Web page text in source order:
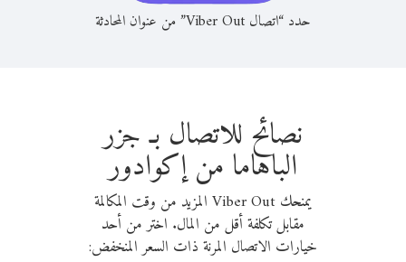
حدد “اتصال Viber Out” من عنوان المحادثة
نصائح للاتصال بـ جزر
الباهاما من إكوادور
يمنحك Viber Out المزيد من وقت المكالمة
مقابل تكلفة أقل من المال. اختر من أحد
خيارات الاتصال المرنة ذات السعر المنخفض: